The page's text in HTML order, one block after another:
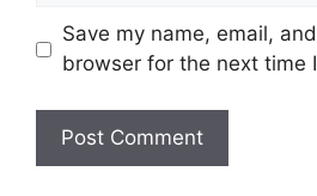
Save my name, email,
browser for the next time